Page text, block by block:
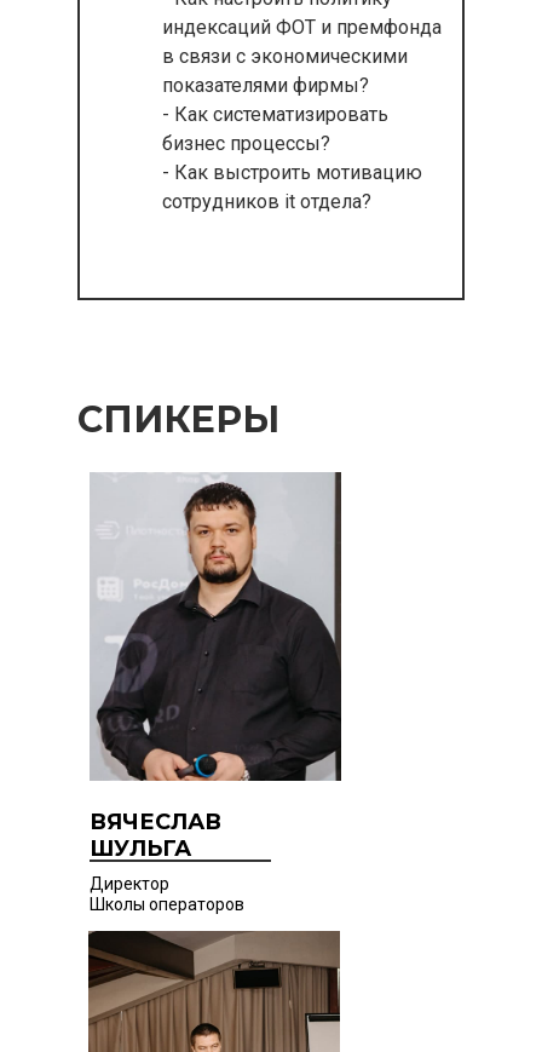
индексаций ФОТ и премфонда
в связи с экономическими
показателями фирмы?
- Как систематизировать
бизнес процессы?
- Как выстроить мотивацию
сотрудников it отдела?
ВЯЧЕСЛАВ
ШУЛЬГА
Директор
Школы операторов
СПИКЕРЫ